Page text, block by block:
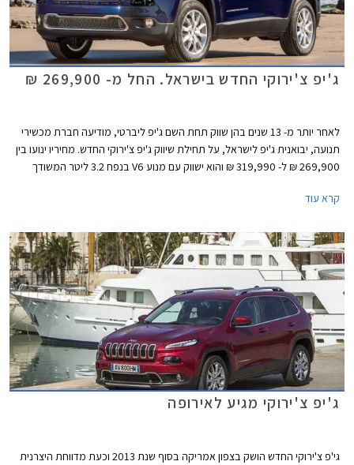
ג'יפ צ'ירוקי החדש בישראל. החל מ- 269,900 ₪
לאחר יותר מ- 13 שנים בהן שווק תחת השם ג'יפ ליברטי, מודיעה חברת מכשירי
תנועה, יבואנית ג'יפ לישראל, על תחילת שיווק ג'יפ צ'ירוקי החדש. מחיריו ינועו בין
269,900 ₪ ל- 319,990 ₪ והוא ישווק עם מנוע V6 בנפח 3.2 ליטר המשודך
קרא עוד
ג'יפ צ'ירוקי מגיע לאירופה
גי'פ צ'ירוקי החדש הושק בצפון אמריקה בסוף שנת 2013 וכעת מדווחת היצרנית